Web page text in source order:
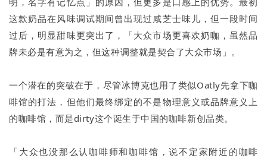
这款奶品在风味调试期间曾出现过咸芝士味儿，但一段时间
过后，明显甜味更突出了，「大众市场更喜欢奶咖，虽然品
牌未必是有意为之，但这种调整就是契合了大众市场」。
一个潜在的突破在于，尽管冰博克也用了类似Oatly先拿下咖
啡馆的打法，但他们最终绑定的不是物理意义或品牌意义上
的咖啡馆，而是dirty这个诞生于中国的咖啡新创品类。
「大众也没那么认咖啡师和咖啡馆，说不定家附近的咖啡